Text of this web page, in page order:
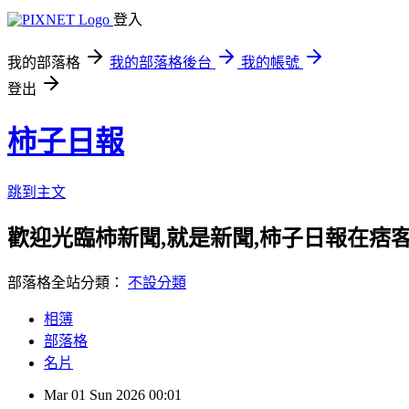
登入
我的部落格 我的部落格後台
我的帳號
登出
柿子日報
跳到主文
歡迎光臨柿新聞,就是新聞,柿子日報在痞
部落格全站分類： 不設分類
相簿
部落格
名片
Mar 01 Sun 2026 00:01